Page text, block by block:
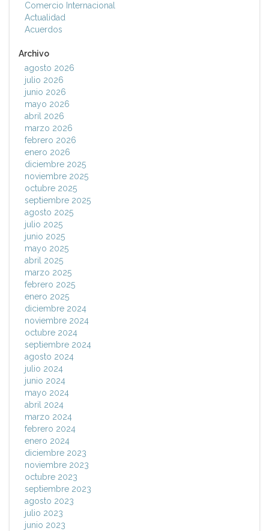
Comercio Internacional
Actualidad
Acuerdos
Archivo
agosto 2026
julio 2026
junio 2026
mayo 2026
abril 2026
marzo 2026
febrero 2026
enero 2026
diciembre 2025
noviembre 2025
octubre 2025
septiembre 2025
agosto 2025
julio 2025
junio 2025
mayo 2025
abril 2025
marzo 2025
febrero 2025
enero 2025
diciembre 2024
noviembre 2024
octubre 2024
septiembre 2024
agosto 2024
julio 2024
junio 2024
mayo 2024
abril 2024
marzo 2024
febrero 2024
enero 2024
diciembre 2023
noviembre 2023
octubre 2023
septiembre 2023
agosto 2023
julio 2023
junio 2023